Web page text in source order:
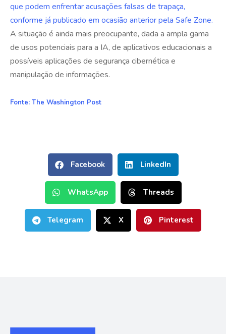
que podem enfrentar acusações falsas de trapaça,
conforme já publicado em ocasião anterior pela Safe Zone.
A situação é ainda mais preocupante, dada a ampla gama
de usos potenciais para a IA, de aplicativos educacionais a
possíveis aplicações de segurança cibernética e
manipulação de informações.
Fonte: The Washington Post
Facebook LinkedIn
WhatsApp Threads
Telegram X Pinterest